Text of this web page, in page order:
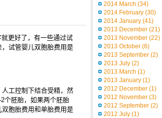
更好了，有一些通过试
试管婴儿双胞胎费用是
工控制下结合受精，然
个胚胎，如果两个胚胎
胞胎费用和单胎费用是
2014 March (34)
2014 February (30)
2014 January (41)
2013 December (21)
2013 November (22)
2013 October (6)
2013 September (2)
2013 July (2)
2013 March (1)
2013 January (1)
2012 December (1)
2012 November (3)
2012 September (2)
2012 July (1)